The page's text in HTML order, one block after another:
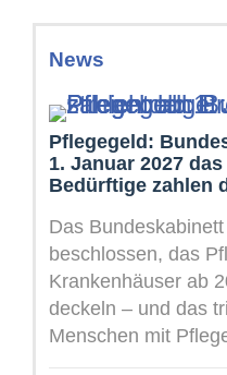
News
Pflegegeld:
1. Januar 2027
Bedürftige zahlen
Das
beschlossen, das
Krankenhäuser ab
deckeln – und das
Menschen mit
behandelt werden.